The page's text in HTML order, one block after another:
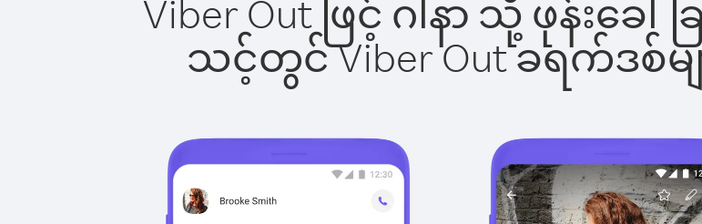
Viber Out ဖြင့် ဂါနာ သို့ ဖုန်း
သင့်တွင် Viber Out ခရက်ဒစ်